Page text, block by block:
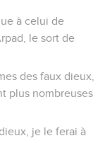
à celui de
le sort de
des faux dieux,
plus nombreuses
je le ferai à